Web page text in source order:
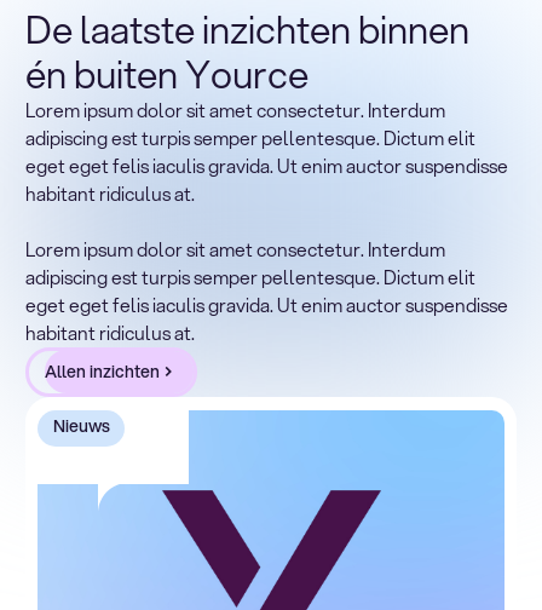
Terug naar sectoren
Heading
Lorem ipsum dolor sit amet, consectetur adipiscing elit.
Suspendisse varius enim in eros elementum tristique.
Duis cursus, mi quis viverra ornare, eros dolor interdum
nulla, ut commodo diam libero vitae erat. Aenean
faucibus nibh et justo cursus id rutrum lorem imperdiet.
Nunc ut sem vitae risus tristique posuere.
De laatste inzichten binnen
én buiten Yource
Lorem ipsum dolor sit amet consectetur. Interdum
adipiscing est turpis semper pellentesque. Dictum elit
eget eget felis iaculis gravida. Ut enim auctor suspendisse
habitant ridiculus at.
Lorem ipsum dolor sit amet consectetur. Interdum
adipiscing est turpis semper pellentesque. Dictum elit
eget eget felis iaculis gravida. Ut enim auctor suspendisse
habitant ridiculus at.
Allen inzichten
Nieuws